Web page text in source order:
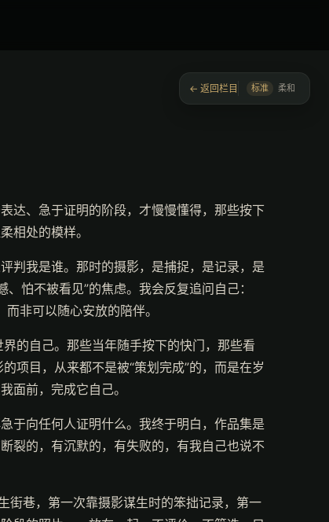
← 返回栏目 标准 柔和
达、急于证明的阶段，才慢慢懂得，那些按下
相处的模样。
判我是谁。那时的摄影，是捕捉，是记录，是
怕不被看见”的焦虑。我会反复追问自己：
非可以随心安放的陪伴。
的自己。那些当年随手按下的快门，那些看
项目，从来都不是被“策划完成”的，而是在岁
面前，完成它自己。
于向任何人证明什么。我终于明白，作品集是
裂的，有沉默的，有失败的，有我自己也说不
街巷，第一次靠摄影谋生时的笨拙记录，第一